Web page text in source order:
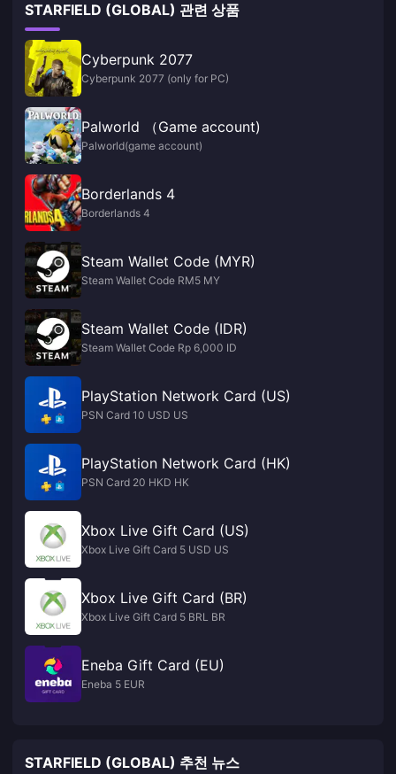
STARFIELD (GLOBAL) 관련 상품
Cyberpunk 2077
Cyberpunk 2077 (only for PC)
Palworld （Game account)
Palworld(game account)
Borderlands 4
Borderlands 4
Steam Wallet Code (MYR)
Steam Wallet Code RM5 MY
Steam Wallet Code (IDR)
Steam Wallet Code Rp 6,000 ID
PlayStation Network Card (US)
PSN Card 10 USD US
PlayStation Network Card (HK)
PSN Card 20 HKD HK
Xbox Live Gift Card (US)
Xbox Live Gift Card 5 USD US
Xbox Live Gift Card (BR)
Xbox Live Gift Card 5 BRL BR
Eneba Gift Card (EU)
Eneba 5 EUR
STARFIELD (GLOBAL) 추천 뉴스